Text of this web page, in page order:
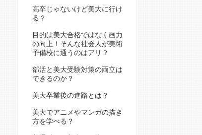
高卒じゃないけど美大に行け
る？
目的は美大合格ではなく画力
の向上！そんな社会人が美術
予備校に通うのはアリ？
部活と美大受験対策の両立は
できるのか？
美大卒業後の進路とは？
美大でアニメやマンガの描き
方を学べる？